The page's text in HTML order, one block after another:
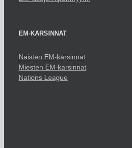
EM-KARSINNAT
Naisten EM-karsinnat
Miesten EM-karsinnat
Nations League